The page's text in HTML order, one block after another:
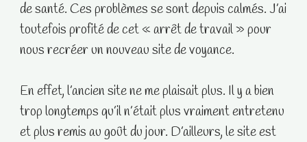
de santé. Ces problèmes se sont depuis calmés. J’ai
toutefois profité de cet « arrêt de travail » pour
nous recréer un nouveau site de voyance.
En effet, l’ancien site ne me plaisait plus. Il y a bien
trop longtemps qu’il n’était plus vraiment entretenu
et plus remis au goût du jour. D’ailleurs, le site est